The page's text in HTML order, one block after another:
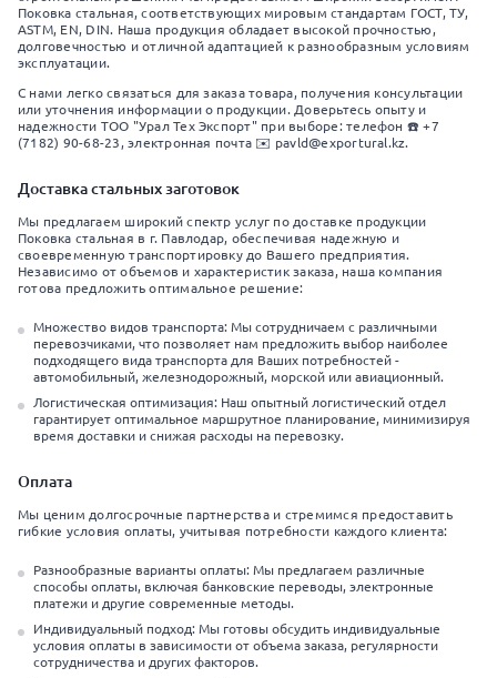
Поковка стальная, соответствующих мировым стандартам ГОСТ, ТУ,
ASTM, EN, DIN. Наша продукция обладает высокой прочностью,
долговечностью и отличной адаптацией к разнообразным условиям
эксплуатации.
С нами легко связаться для заказа товара, получения консультации
или уточнения информации о продукции. Доверьтесь опыту и
надежности ТОО "Урал Тех Экспорт" при выборе: телефон ☎️ +7
(7182) 90-68-23, электронная почта ✉️ pavld@exportural.kz.
Доставка стальных заготовок
Мы предлагаем широкий спектр услуг по доставке продукции
Поковка стальная в г. Павлодар, обеспечивая надежную и
своевременную транспортировку до Вашего предприятия.
Независимо от объемов и характеристик заказа, наша компания
готова предложить оптимальное решение:
Множество видов транспорта: Мы сотрудничаем с различными
перевозчиками, что позволяет нам предложить выбор наиболее
подходящего вида транспорта для Ваших потребностей -
автомобильный, железнодорожный, морской или авиационный.
Логистическая оптимизация: Наш опытный логистический отдел
гарантирует оптимальное маршрутное планирование, минимизируя
время доставки и снижая расходы на перевозку.
Оплата
Мы ценим долгосрочные партнерства и стремимся предоставить
гибкие условия оплаты, учитывая потребности каждого клиента:
Разнообразные варианты оплаты: Мы предлагаем различные
способы оплаты, включая банковские переводы, электронные
платежи и другие современные методы.
Индивидуальный подход: Мы готовы обсудить индивидуальные
условия оплаты в зависимости от объема заказа, регулярности
сотрудничества и других факторов.